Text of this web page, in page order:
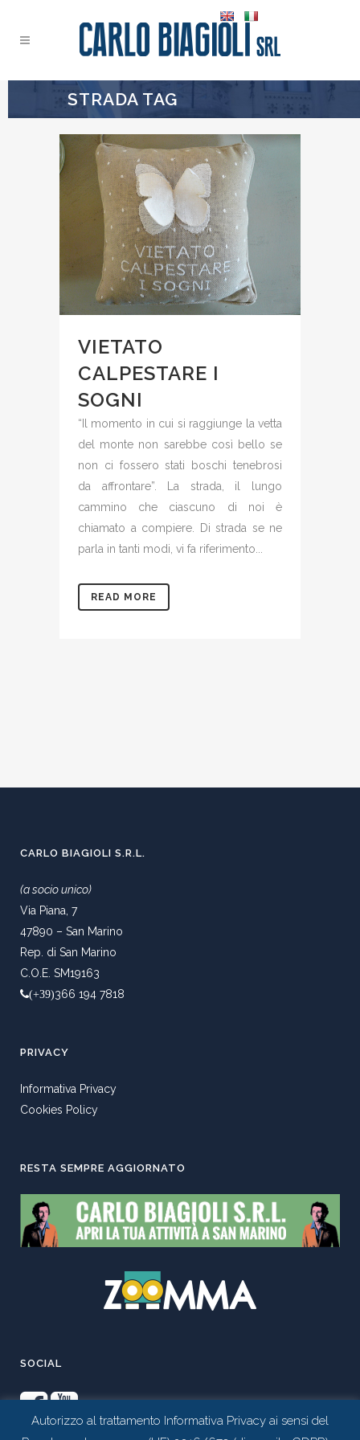
STRADA TAG
VIETATO
CALPESTARE I
SOGNI
“Il momento in cui si raggiunge la vetta
del monte non sarebbe così bello se
non ci fossero stati boschi tenebrosi
da affrontare”. La strada, il lungo
cammino che ciascuno di noi è
chiamato a compiere. Di strada se ne
parla in tanti modi, vi fa riferimento...
READ MORE
CARLO BIAGIOLI S.R.L.
(a socio unico)
Via Piana, 7
47890 – San Marino
Rep. di San Marino
C.O.E. SM19163
(+39)366 194 7818
PRIVACY
Informativa Privacy
Cookies Policy
RESTA SEMPRE AGGIORNATO
SOCIAL
Autorizzo al trattamento Informativa Privacy ai sensi del